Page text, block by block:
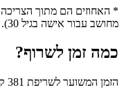
* האחוזים הם מתוך
מחושב עבור אישה בגיל 30).
כמה זמן לשרוף?
הזמן המשוער לשריפת 381